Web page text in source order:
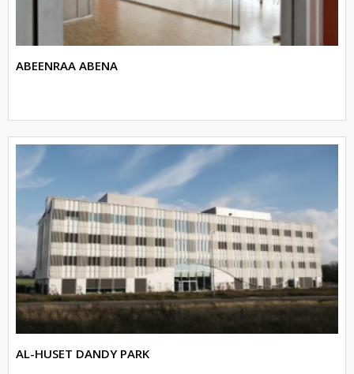
ABEENRAA ABENA
AL-HUSET DANDY PARK